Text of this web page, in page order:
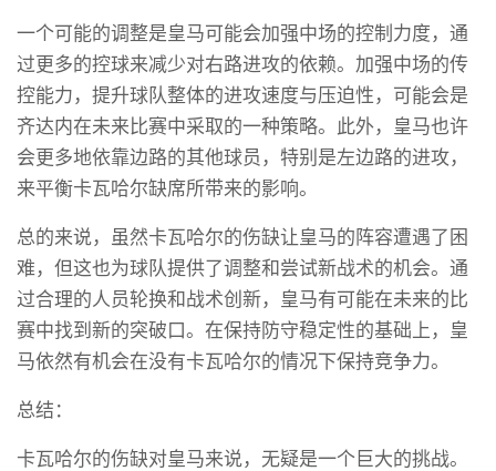
一个可能的调整是皇马可能会加强中场的控制力度，通
过更多的控球来减少对右路进攻的依赖。加强中场的传
控能力，提升球队整体的进攻速度与压迫性，可能会是
齐达内在未来比赛中采取的一种策略。此外，皇马也许
会更多地依靠边路的其他球员，特别是左边路的进攻，
来平衡卡瓦哈尔缺席所带来的影响。
总的来说，虽然卡瓦哈尔的伤缺让皇马的阵容遭遇了困
难，但这也为球队提供了调整和尝试新战术的机会。通
过合理的人员轮换和战术创新，皇马有可能在未来的比
赛中找到新的突破口。在保持防守稳定性的基础上，皇
马依然有机会在没有卡瓦哈尔的情况下保持竞争力。
总结：
卡瓦哈尔的伤缺对皇马来说，无疑是一个巨大的挑战。